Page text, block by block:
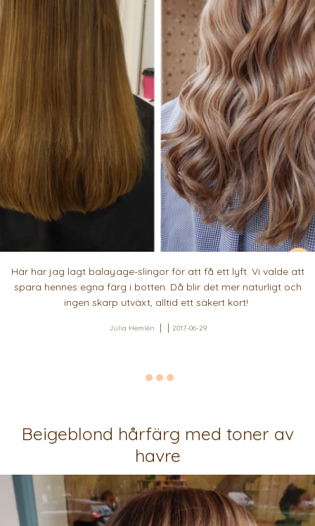
Här har jag lagt balayage-slingor för att få ett lyft. Vi valde att
spara hennes egna färg i botten. Då blir det mer naturligt och
ingen skarp utväxt, alltid ett säkert kort!
Julia Hemlén 2017-06-29
Beigeblond hårfärg med toner av
havre